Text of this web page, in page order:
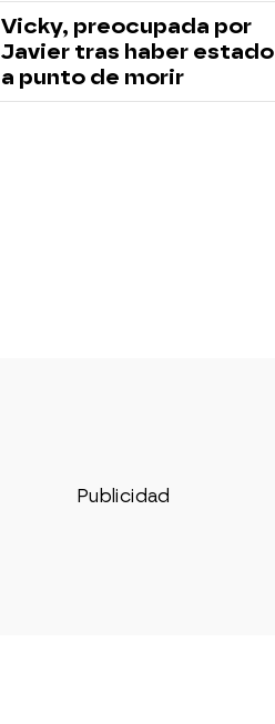
Vicky, preocupada por
Javier tras haber estado
a punto de morir